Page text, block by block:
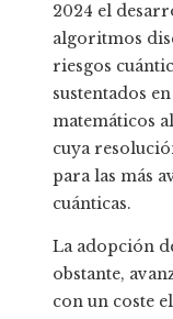
2024 el
algoritmos
riesgos
sustentados
matemáticos
cuya
para las más
cuánticas.
La adopción
obstante,
con un coste